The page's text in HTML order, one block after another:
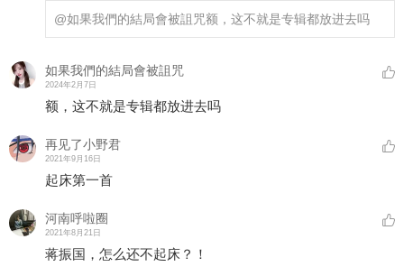
@如果我們的結局會被詛咒额，这不就是专辑都放进去吗
如果我們的結局會被詛咒
2024年2月7日
额，这不就是专辑都放进去吗
再见了小野君
2021年9月16日
起床第一首
河南呼啦圈
2021年8月21日
蒋振国，怎么还不起床？！